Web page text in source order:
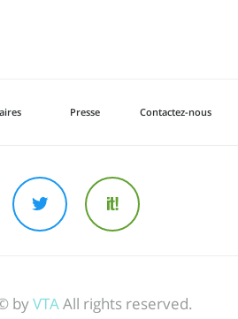
Presse Contactez-nous
byVTAAll rights reserved.